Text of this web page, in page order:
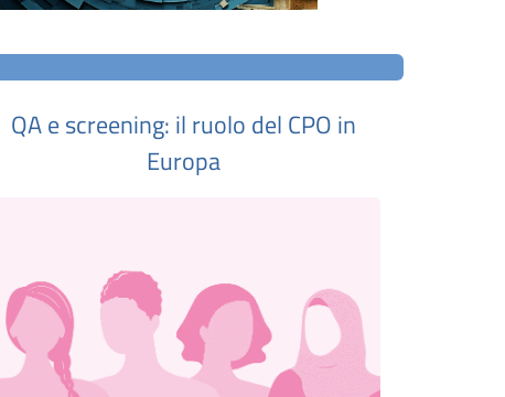
QA e screening: il ruolo del CPO in
Europa